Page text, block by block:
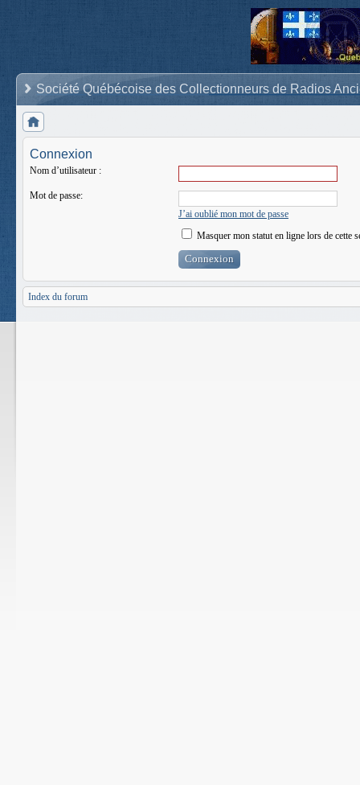
Société Québécoise des Collectionneurs de Radios
Connexion
Nom d’utilisateur :
Mot de passe:
J’ai oublié mon mot de passe
Masquer mon statut en ligne lors de cette
Index du forum